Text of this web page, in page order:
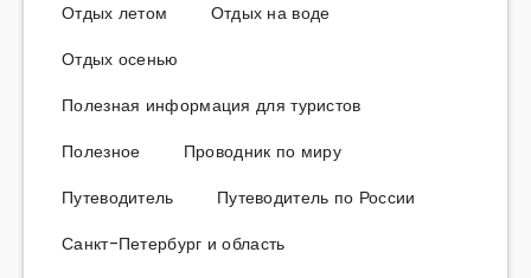
Отдых летом
Отдых на воде
Отдых осенью
Полезная информация для туристов
Полезное
Проводник по миру
Путеводитель
Путеводитель по России
Санкт-Петербург и область